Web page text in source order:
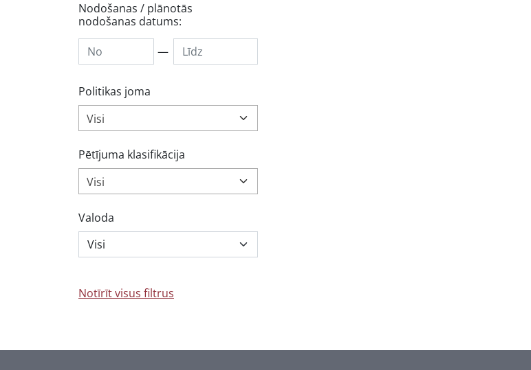
Nodošanas / plānotās
nodošanas datums:
—
Politikas joma
Visi
Pētījuma klasifikācija
Visi
Valoda
Notīrīt visus filtrus